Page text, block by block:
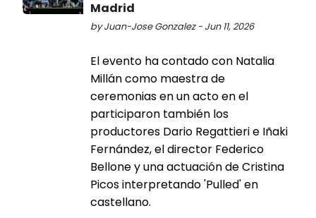
Madrid
by Juan-Jose Gonzalez - Jun 11, 2026
El evento ha contado con Natalia
Millán como maestra de
ceremonias en un acto en el
participaron también los
productores Dario Regattieri e Iñaki
Fernández, el director Federico
Bellone y una actuación de Cristina
Picos interpretando 'Pulled' en
castellano.